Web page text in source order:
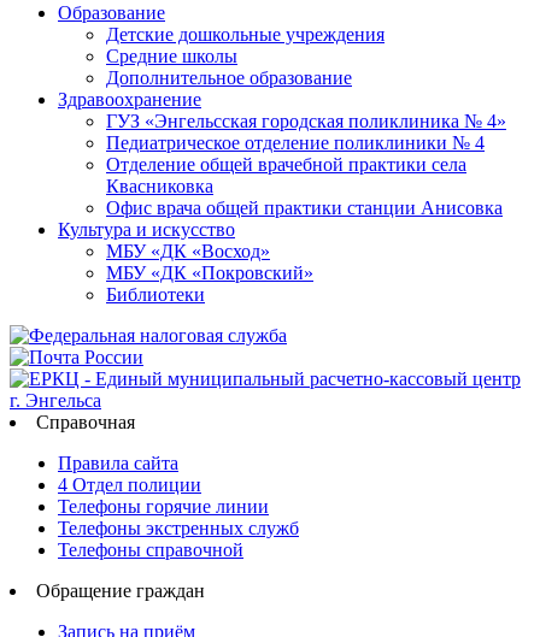
Образование
Детские дошкольные учреждения
Средние школы
Дополнительное образование
Здравоохранение
ГУЗ «Энгельсская городская поликлиника № 4»
Педиатрическое отделение поликлиники № 4
Отделение общей врачебной практики села
Квасниковка
Офис врача общей практики станции Анисовка
Культура и искусство
МБУ «ДК «Восход»
МБУ «ДК «Покровский»
Библиотеки
Справочная
Правила сайта
4 Отдел полиции
Телефоны горячие линии
Телефоны экстренных служб
Телефоны справочной
Обращение граждан
Запись на приём